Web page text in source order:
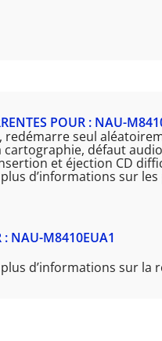
POUR : NAU-
redémarre seul
défaut
et éjection CD
d’informations sur
: NAU-M8410EUA1
d’informations sur la